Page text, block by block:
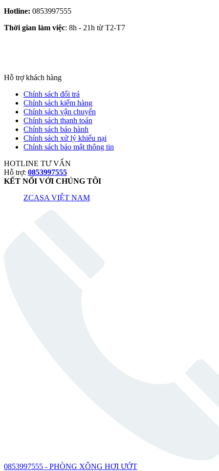
Hotline: 0853997555
Thời gian làm việc: 8h - 21h từ T2-T7
Hỗ trợ khách hàng
Chính sách đổi trả
Chính sách kiểm hàng
Chính sách vận chuyển
Chính sách thanh toán
Chính sách bảo hành
Chính sách xử lý khiếu nại
Chính sách bảo mật thông tin
HOTLINE TƯ VẤN
Hỗ trợ: 0853997555
KẾT NỐI VỚI CHÚNG TÔI
ZCASA VIỆT NAM
0853997555 - PHÒNG XÔNG HƠI ƯỚT